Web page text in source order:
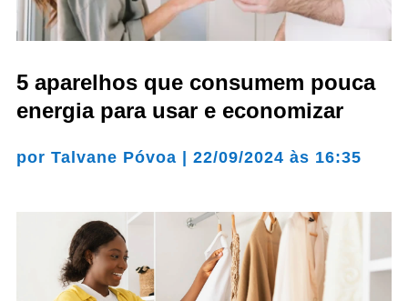
5 aparelhos que consumem pouca
energia para usar e economizar
por Talvane Póvoa | 22/09/2024 às 16:35